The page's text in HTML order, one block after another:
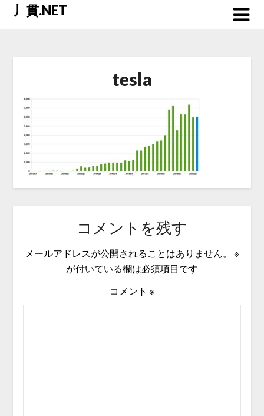
Skip丿貫.NET
tesla
コメントを残す
メールアドレスが公開されることはありません。
※
が付いている欄は必須項目です
コメント ※